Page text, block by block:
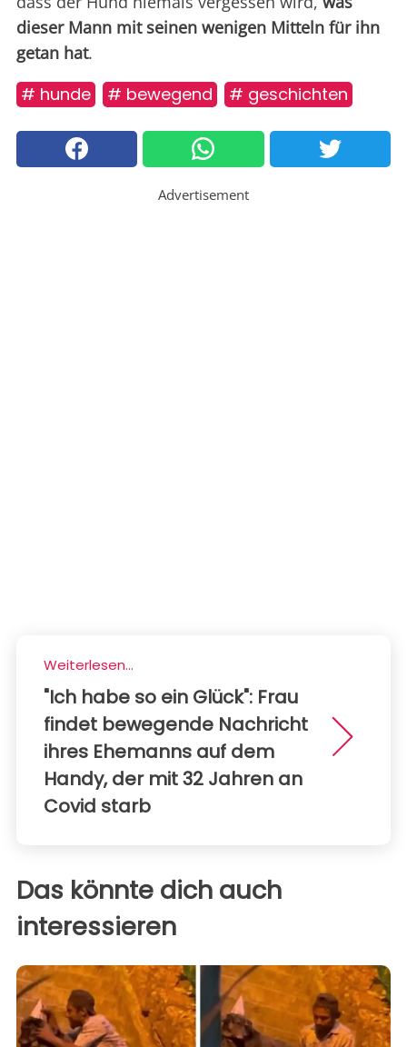
dieser Mann mit seinen wenigen Mitteln für ihn
getan hat.
# hunde # bewegend # geschichten
Advertisement
Weiterlesen...
"Ich habe so ein Glück": Frau
findet bewegende Nachricht
ihres Ehemanns auf dem
Handy, der mit 32 Jahren an
Covid starb
Das könnte dich auch
interessieren